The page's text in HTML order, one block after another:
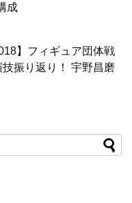
成
】フィギュア団体戦
振り返り！ 宇野昌磨